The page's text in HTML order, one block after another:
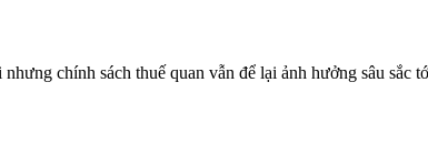
chính sách thuế quan vẫn để lại ảnh hưởng sâu sắc